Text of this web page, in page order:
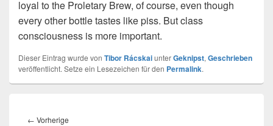
loyal to the Proletary Brew, of course, even though
every other bottle tastes like piss. But class
consciousness is more important.
Dieser Eintrag wurde von Tibor RácskaiunterGeknipst, Geschrieben
veröffentlicht. Setze ein Lesezeichen für den Permalink.
← Vorherige